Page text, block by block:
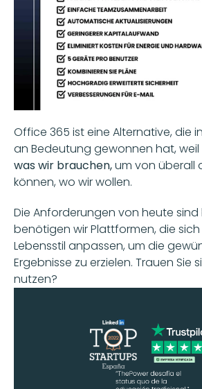
Office 365 ist eine Alternative, die
an Bedeutung gewonnen hat, weil
was wir brauchen, um von überall
können, wo wir wollen.
Die Anforderungen von heute
benötigen wir Plattformen, die
Lebensstil anpassen, um die
Ergebnisse zu erzielen. Trauen Sie
nutzen?